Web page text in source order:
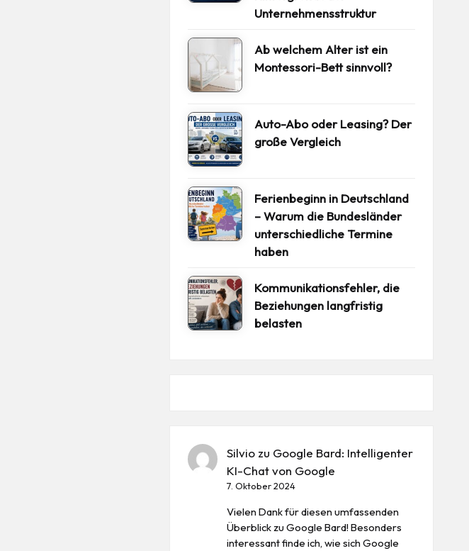
Unternehmensstruktur
Ab welchem Alter ist ein
Montessori-Bett sinnvoll?
Auto-Abo oder Leasing? Der
große Vergleich
Ferienbeginn in Deutschland
– Warum die Bundesländer
unterschiedliche Termine
haben
Kommunikationsfehler, die
Beziehungen langfristig
belasten
Silvio zu Google Bard: Intelligenter
KI-Chat von Google
7. Oktober 2024
Vielen Dank für diesen umfassenden
Überblick zu Google Bard! Besonders
interessant finde ich, wie sich Google